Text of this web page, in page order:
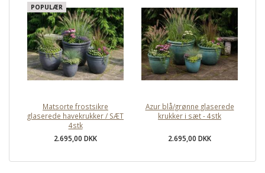
POPULÆR
Matsorte frostsikre
glaserede havekrukker / SÆT
4stk
2.695,00 DKK
Azur blå/grønne glaserede
krukker i sæt - 4stk
2.695,00 DKK